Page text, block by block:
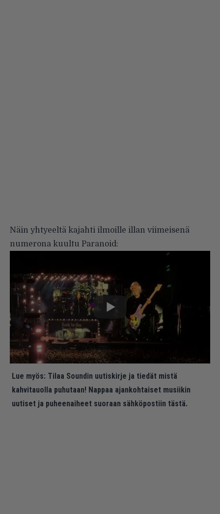
Näin yhtyeeltä kajahti ilmoille illan viimeisenä
numerona kuultu Paranoid:
Lue myös: Tilaa Soundin uutiskirje ja tiedät mistä
kahvitauolla puhutaan! Nappaa ajankohtaiset musiikin
uutiset ja puheenaiheet suoraan sähköpostiin tästä.